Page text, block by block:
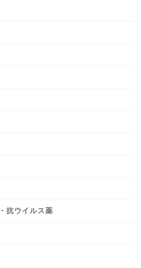
抗ウイルス薬